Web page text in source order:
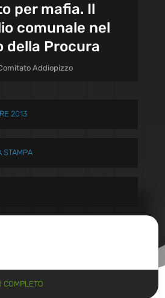
per mafia. Il
comunale nel
della Procura
Addiopizzo
2013
STAMPA
COMPLETO